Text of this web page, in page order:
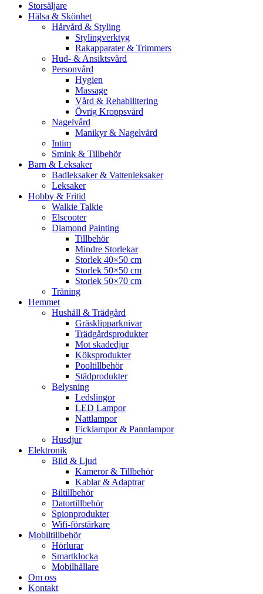
Storsäljare
Hälsa & Skönhet
Hårvård & Styling
Stylingverktyg
Rakapparater & Trimmers
Hud- & Ansiktsvård
Personvård
Hygien
Massage
Vård & Rehabilitering
Övrig Kroppsvård
Nagelvård
Manikyr & Nagelvård
Intim
Smink & Tillbehör
Barn & Leksaker
Badleksaker & Vattenleksaker
Leksaker
Hobby & Fritid
Walkie Talkie
Elscooter
Diamond Painting
Tillbehör
Mindre Storlekar
Storlek 40×50 cm
Storlek 50×50 cm
Storlek 50×70 cm
Träning
Hemmet
Hushåll & Trädgård
Gräsklipparknivar
Trädgårdsprodukter
Mot skadedjur
Köksprodukter
Pooltillbehör
Städprodukter
Belysning
Ledslingor
LED Lampor
Nattlampor
Ficklampor & Pannlampor
Husdjur
Elektronik
Bild & Ljud
Kameror & Tillbehör
Kablar & Adaptrar
Biltillbehör
Datortillbehör
Spionprodukter
Wifi-förstärkare
Mobiltillbehör
Hörlurar
Smartklocka
Mobilhållare
Om oss
Kontakt